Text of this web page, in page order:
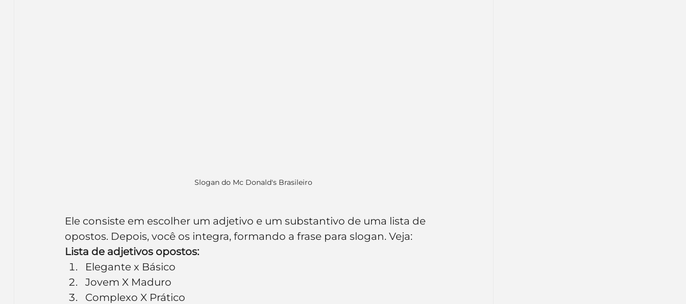
Slogan do Mc Donald's Brasileiro
Ele consiste em escolher um adjetivo e um substantivo de uma lista de
opostos. Depois, você os integra, formando a frase para slogan. Veja:
Lista de adjetivos opostos:
Elegante x Básico
Jovem X Maduro
Complexo X Prático